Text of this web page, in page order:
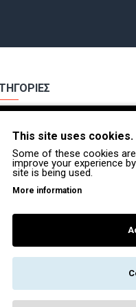
Εργασίας
Εργασίας
- Διασώστες
Βοήθειες
This site uses cookies.
Some of these cookies
improve your experience
site is being used.
More information